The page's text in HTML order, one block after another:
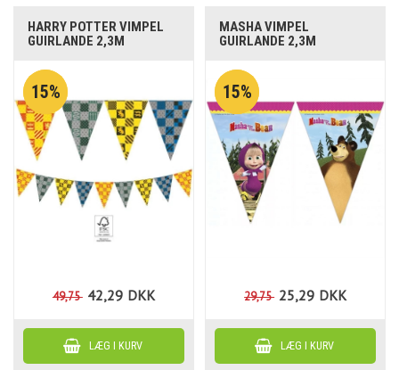
HARRY POTTER VIMPEL
GUIRLANDE 2,3M
15%
49,75 42,29 DKK
MASHA VIMPEL
GUIRLANDE 2,3M
15%
29,75 25,29 DKK